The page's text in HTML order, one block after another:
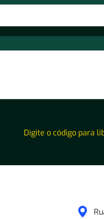
Digite o código para